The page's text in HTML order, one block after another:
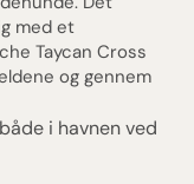
med et
Taycan Cross
og gennem